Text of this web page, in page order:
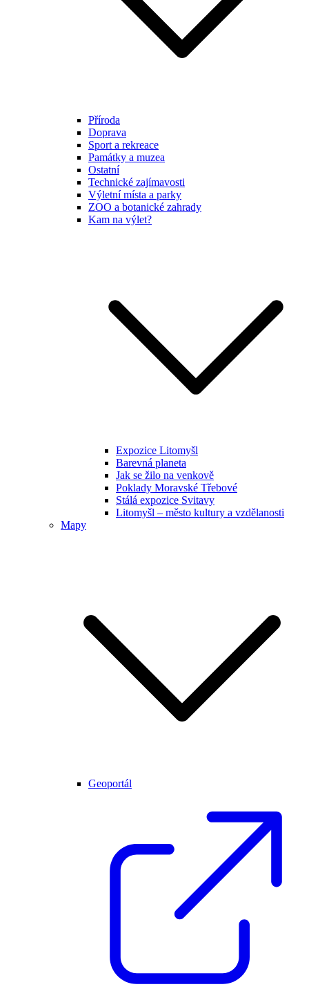
Příroda
Doprava
Sport a rekreace
Památky a muzea
Ostatní
Technické zajímavosti
Výletní místa a parky
ZOO a botanické zahrady
Kam na výlet?
Expozice Litomyšl
Barevná planeta
Jak se žilo na venkově
Poklady Moravské Třebové
Stálá expozice Svitavy
Litomyšl – město kultury a vzdělanosti
Mapy
Geoportál